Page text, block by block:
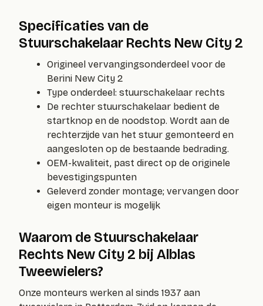
Specificaties van de
Stuurschakelaar Rechts New City 2
Origineel vervangingsonderdeel voor de
Berini New City 2
Type onderdeel: stuurschakelaar rechts
De rechter stuurschakelaar bedient de
startknop en de noodstop. Wordt aan de
rechterzijde van het stuur gemonteerd en
aangesloten op de bestaande bedrading.
OEM-kwaliteit, past direct op de originele
bevestigingspunten
Geleverd zonder montage; vervangen door
eigen monteur is mogelijk
Waarom de Stuurschakelaar
Rechts New City 2 bij Alblas
Tweewielers?
Onze monteurs werken al sinds 1937 aan